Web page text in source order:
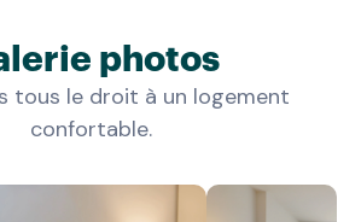
photos
tous le droit à un logement
confortable.